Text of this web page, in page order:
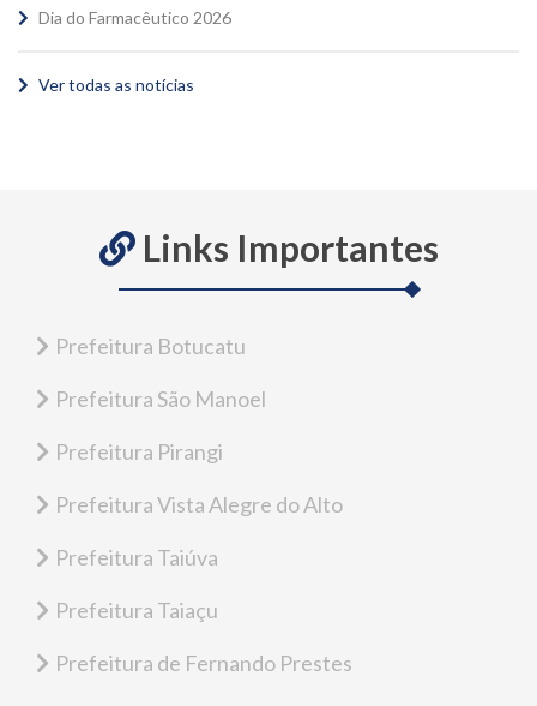
Dia do Farmacêutico 2026
Ver todas as notícias
Links Importantes
Prefeitura Botucatu
Prefeitura São Manoel
Prefeitura Pirangi
Prefeitura Vista Alegre do Alto
Prefeitura Taiúva
Prefeitura Taiaçu
Prefeitura de Fernando Prestes